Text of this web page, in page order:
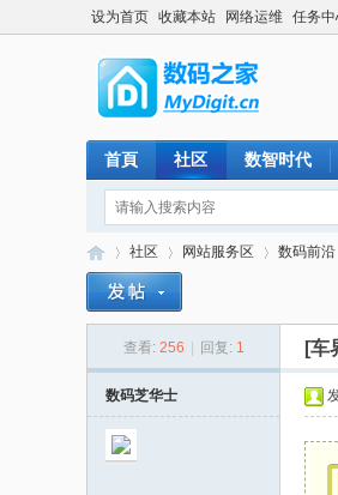
设为首页 收藏本站 网络运维 任务
首頁 社区 数智时代
社区
›
网站服务区 数码前沿
查看: 256 回复: 1 [车
数码芝华士